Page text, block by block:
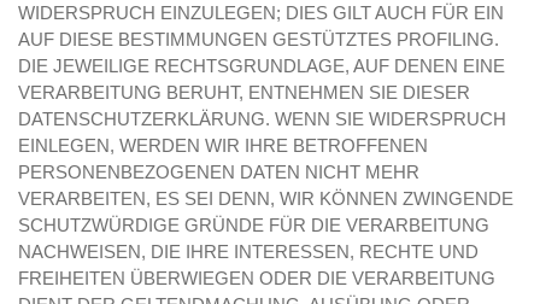
WIDERSPRUCH EINZULEGEN; DIES GILT AUCH FÜR EIN
AUF DIESE BESTIMMUNGEN GESTÜTZTES PROFILING.
DIE JEWEILIGE RECHTSGRUNDLAGE, AUF DENEN EINE
VERARBEITUNG BERUHT, ENTNEHMEN SIE DIESER
DATENSCHUTZERKLÄRUNG. WENN SIE WIDERSPRUCH
EINLEGEN, WERDEN WIR IHRE BETROFFENEN
PERSONENBEZOGENEN DATEN NICHT MEHR
VERARBEITEN, ES SEI DENN, WIR KÖNNEN ZWINGENDE
SCHUTZWÜRDIGE GRÜNDE FÜR DIE VERARBEITUNG
NACHWEISEN, DIE IHRE INTERESSEN, RECHTE UND
FREIHEITEN ÜBERWIEGEN ODER DIE VERARBEITUNG